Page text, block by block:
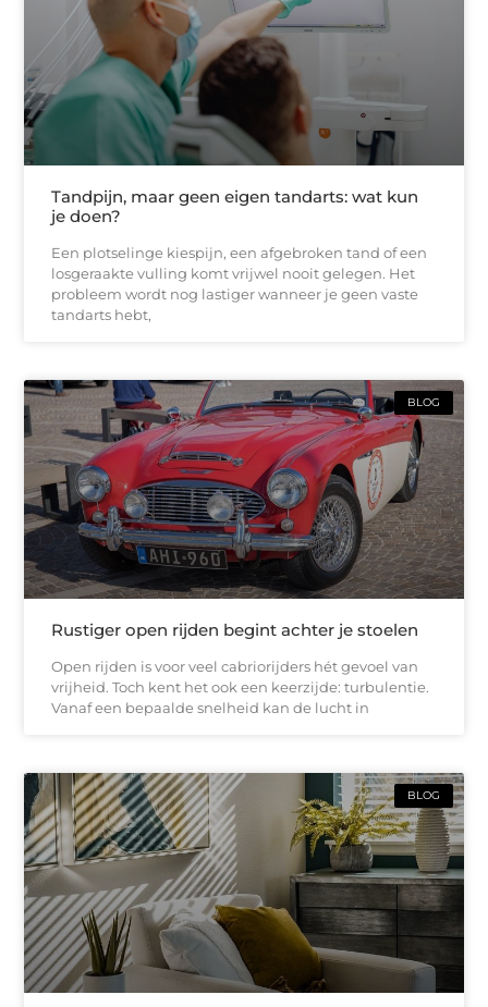
Tandpijn, maar geen eigen tandarts: wat kun
je doen?
Een plotselinge kiespijn, een afgebroken tand of een
losgeraakte vulling komt vrijwel nooit gelegen. Het
probleem wordt nog lastiger wanneer je geen vaste
tandarts hebt,
BLOG
Rustiger open rijden begint achter je stoelen
Open rijden is voor veel cabriorijders hét gevoel van
vrijheid. Toch kent het ook een keerzijde: turbulentie.
Vanaf een bepaalde snelheid kan de lucht in
BLOG